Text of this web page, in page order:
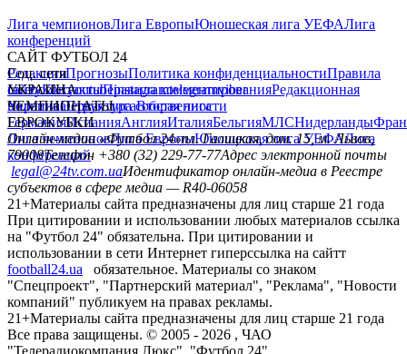
Лига чемпионовЛига ЕвропыЮношеская лига УЕФАЛига
конференций
САЙТ ФУТБОЛ 24
РедакцияПрогнозыПолитика конфиденциальностиПравила
сайтуКонтактыПравила комментированияРедакционная
политикаСтруктура собственности
Соц. сети
facebookxyoutubeinstagramtelegramviber
УКРАИНА
УкраинаПервая лигаВторая лига
ЧЕМПИОНАТЫ
ГерманияИспанияАнглияИталияБельгияМЛСНидерланды
ЕВРОКУБКИ
Лига чемпионовЛига ЕвропыЮношеская лига УЕФАЛига
конференций
Онлайн-медиа «Футбол 24»пл. Галицкая, дом. 15, м. Львов,
79008Телефон +380 (32) 229-77-77Адрес электронной почты
legal@24tv.com.uaИдентификатор онлайн-медиа в Реестре
субъектов в сфере медиа — R40-06058
21+Материалы сайта предназначены для лиц старше 21 года
При цитировании и использовании любых материалов ссылка
на "Футбол 24" обязательна. При цитировании и
использовании в сети Интернет гиперссылка на сайтт
football24.ua
обязательное. Материалы со знаком
"Спецпроект", "Партнерский материал", "Реклама", "Новости
компаний" публикуем на правах рекламы.
21+Материалы сайта предназначены для лиц старше 21 года
Все права защищены. © 2005 - 2026 , ЧАО